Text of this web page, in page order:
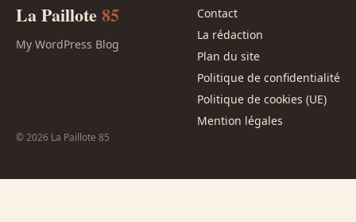
La Paillote85
My WordPress Blog
Contact
La rédaction
Plan du site
Politique de confidentialité
Politique de cookies (UE)
Mention légales
© 2026 La Paillote 85